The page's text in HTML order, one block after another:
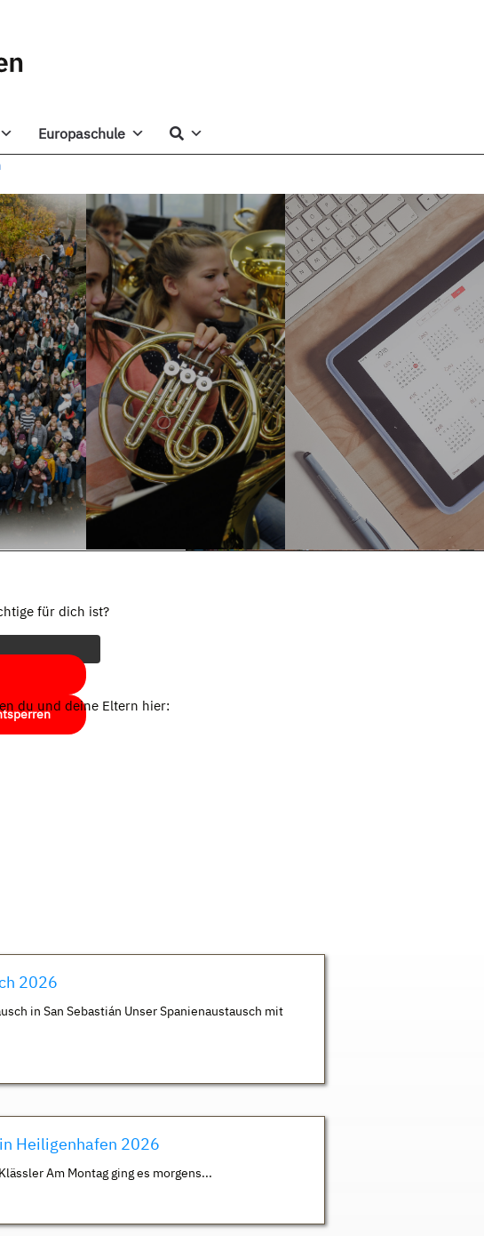
Europaschule
unten.
für dich ist?
du und deine Eltern hier:
2026
in San Sebastián Unser Spanienaustausch mit
Heiligenhafen 2026
Am Montag ging es morgens...